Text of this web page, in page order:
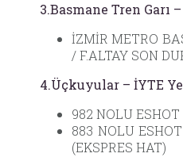
3.Basmane Tren Garı
İZMİR METRO
/ F.ALTAY SON
4.Üçkuyular – İYTE
982 NOLU
883 NOLU
(EKSPRES HAT)